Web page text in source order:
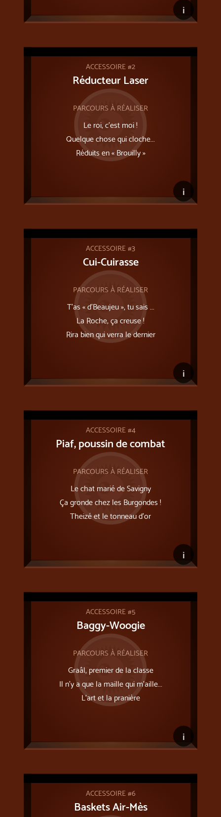
i
ACCESSOIRE #2
Réducteur Laser
PARCOURS À RÉALISER
Le roi, c'est moi !
Quelque chose qui cloche...
Réduits en « Brouilly »
i
ACCESSOIRE #3
Cui-Cuirasse
PARCOURS À RÉALISER
T’as « d’Beaujeu », tu sais ...
La Roche, ça creuse !
Rira bien qui verra le dernier
i
ACCESSOIRE #4
Piaf, poussin de combat
PARCOURS À RÉALISER
Le chat marié de Savigny
Ça gronde chez les Burgondes !
Theizé et le tonneau d’or
i
ACCESSOIRE #5
Baggy-Woogie
PARCOURS À RÉALISER
Graâl, premier de la classe
Il n’y a que la maille qui m’aille...
L'art et la pranière
i
ACCESSOIRE #6
Baskets Air-Mès